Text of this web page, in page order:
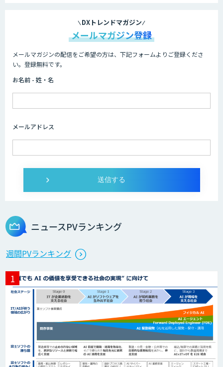
DXトレンドマガジン
メールマガジン登録
メールマガジンの配信をご希望の方は、下記フォームよりご登録くださ
い。登録無料です。
お名前 - 姓・名
メールアドレス
ニュースPVランキング
週間PVランキング